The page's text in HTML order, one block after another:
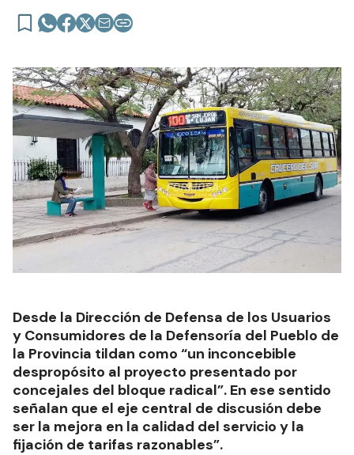
Desde la Dirección de Defensa de los Usuarios
y Consumidores de la Defensoría del Pueblo de
la Provincia tildan como “un inconcebible
despropósito al proyecto presentado por
concejales del bloque radical”. En ese sentido
señalan que el eje central de discusión debe
ser la mejora en la calidad del servicio y la
fijación de tarifas razonables”.